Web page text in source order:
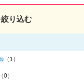
り込む
（1）
（0）